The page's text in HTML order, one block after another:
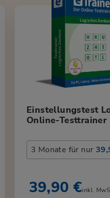
Einstellungstest
Online-Testtrainer
3 Monate für nur
39,90 €inkl.